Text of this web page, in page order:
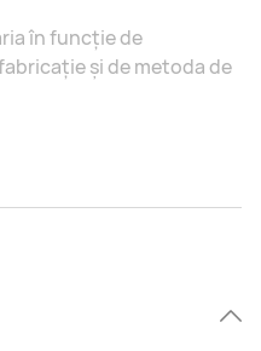
în funcție de
și de metoda de